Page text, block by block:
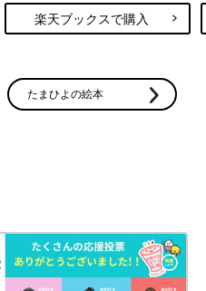
楽天ブックスで購入
たまひよの絵本